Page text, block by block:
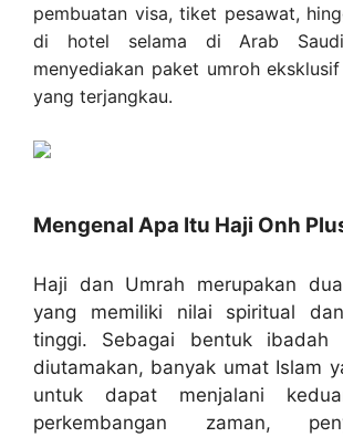
pembuatan visa, tiket pesawat,
di hotel selama di Arab
menyediakan paket umroh
yang terjangkau.
Mengenal Apa Itu Haji Onh
Haji dan Umrah merupakan
yang memiliki nilai spiritual
tinggi. Sebagai bentuk ibadah
diutamakan, banyak umat Islam
untuk dapat menjalani
perkembangan zaman,